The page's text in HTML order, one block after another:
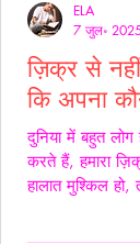
ज़िक्र से
कि अपना
दुनिया में बहुत
करते हैं, हमारा
हालात मुश्किल हो,
ELA
7 जुल॰